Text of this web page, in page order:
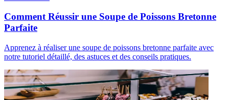
Comment Réussir une Soupe de Poissons Bretonne
Parfaite
Apprenez à réaliser une soupe de poissons bretonne parfaite avec
notre tutoriel détaillé, des astuces et des conseils pratiques.